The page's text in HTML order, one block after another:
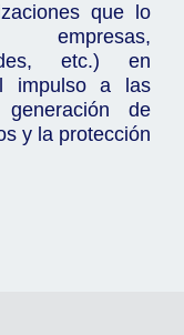
que lo
empresas,
etc.) en
impulso a las
generación de
y la protección